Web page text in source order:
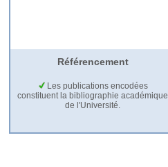
Référencement
Les publications encodées
constituent la bibliographie académique
de l'Université.